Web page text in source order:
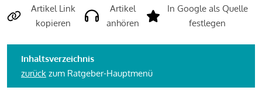
Artikel Link
kopieren
Artikel
anhören
In Google als Quelle
festlegen
Inhaltsverzeichnis
zurück zum Ratgeber-Hauptmenü